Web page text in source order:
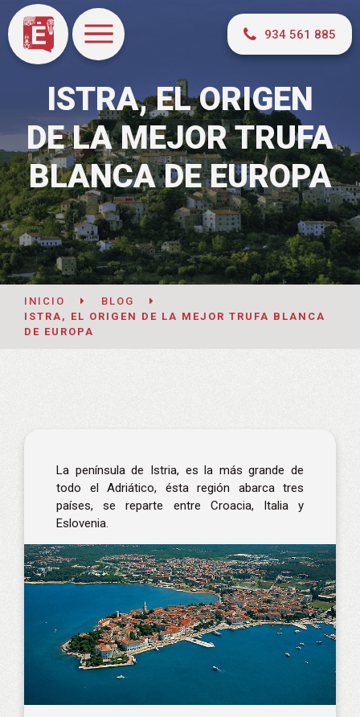
934 561 885
ISTRA, EL ORIGEN
DE LA MEJOR TRUFA
BLANCA DE EUROPA
INICIO
BLOG
ISTRA, EL ORIGEN DE LA MEJOR TRUFA BLANCA
DE EUROPA
La península de Istria, es la más grande de
todo el Adriático, ésta región abarca tres
países, se reparte entre Croacia, Italia y
Eslovenia.